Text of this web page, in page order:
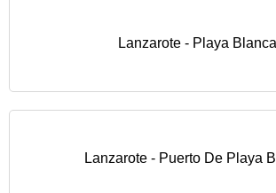
Lanzarote - Playa Blanca
Lanzarote - Puerto De Playa